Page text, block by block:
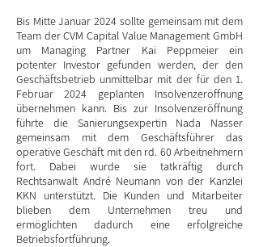
Bis Mitte Januar 2024 sollte gemeinsam mit dem
Team der CVM Capital Value Management GmbH
um Managing Partner Kai Peppmeier ein
potenter Investor gefunden werden, der den
Geschäftsbetrieb unmittelbar mit der für den 1.
Februar 2024 geplanten Insolvenzeröffnung
übernehmen kann. Bis zur Insolvenzeröffnung
führte die Sanierungsexpertin Nada Nasser
gemeinsam mit dem Geschäftsführer das
operative Geschäft mit den rd. 60 Arbeitnehmern
fort. Dabei wurde sie tatkräftig durch
Rechtsanwalt André Neumann von der Kanzlei
KKN unterstützt. Die Kunden und Mitarbeiter
blieben dem Unternehmen treu und
ermöglichten dadurch eine erfolgreiche
Betriebsfortführung.